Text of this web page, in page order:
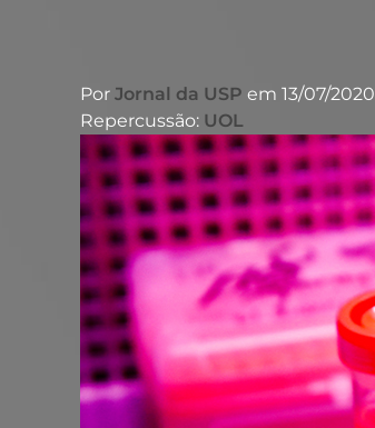
Por Jornal da USP em 13/07/2020
Repercussão: UOL